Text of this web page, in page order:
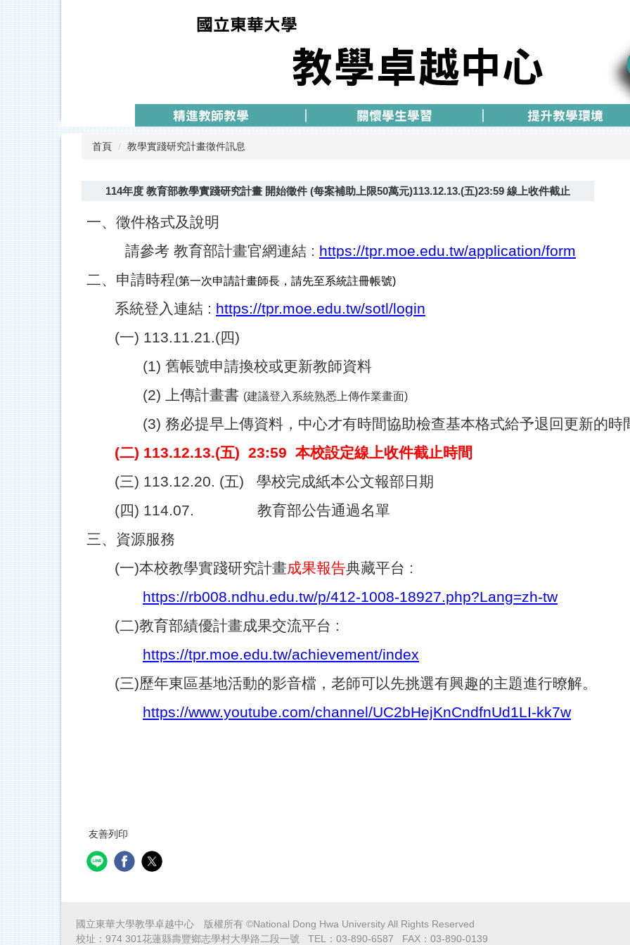
首頁 教學實踐研究計畫徵件訊息
114年度 教育部教學實踐研究計畫 開始徵件 (每案補助上限50萬元)113.12.13.(五)23:59 線上收件截止
一、徵件格式及說明
請參考 教育部計畫官網連結 : https://tpr.moe.edu.tw/application/form
二、申請時程(第一次申請計畫師長，請先至系統註冊帳號)
系統登入連結 : https://tpr.moe.edu.tw/sotl/login
(一) 113.11.21.(四)
(1) 舊帳號申請換校或更新教師資料
(2)
上傳計畫書 (建議登入系統熟悉上傳作業畫面)
(3) 務必提早上傳資料，中心才有時間協助檢查基本格式給予退回更新的時
(二) 113.12.13.(五) 23:59 本校設定線上收件截止時間
(三) 113.12.20. (五) 學校完成紙本公文報部日期
(四) 114.07. 教育部公告通過名單
三、資源服務
(一)本校教學實踐研究計畫成果報告典藏平台 :
https://rb008.ndhu.edu.tw/p/412-1008-18927.php?Lang=zh-tw
(二)教育部績優計畫成果交流平台 :
https://tpr.moe.edu.tw/achievement/index
(三)歷年東區基地活動的影音檔， 老師可以先挑選有興趣的主題進行暸解。
https://www.youtube.com/channel/UC2bHejKnCndfnUd1LI-kk7w
友善列印
國立東華大學教學卓越中心 版權所有 ©National Dong Hwa University All Rights Reserved
校址：974 301花蓮縣壽豐鄉志學村大學路二段一號 TEL：03-890-6587 FAX：03-890-0139